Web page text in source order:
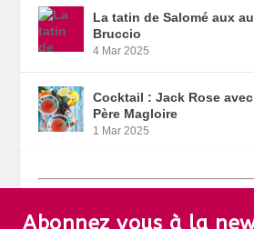
La tatin de Salomé aux
Bruccio
4 Mar 2025
Cocktail : Jack Rose
Père Magloire
1 Mar 2025
Abonnez vous à la